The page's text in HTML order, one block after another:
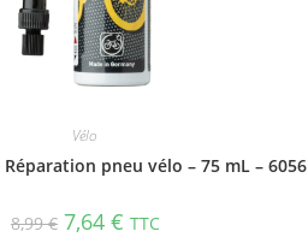
Vélo
Réparation pneu vélo – 75 mL – 6056
8,99€ 7,64 € TTC